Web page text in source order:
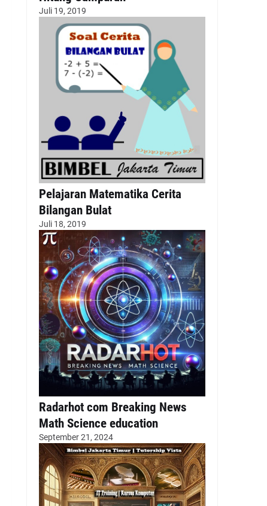
Juli 19, 2019
Pelajaran Matematika Cerita
Bilangan Bulat
Juli 18, 2019
Radarhot com Breaking News
Math Science education
September 21, 2024